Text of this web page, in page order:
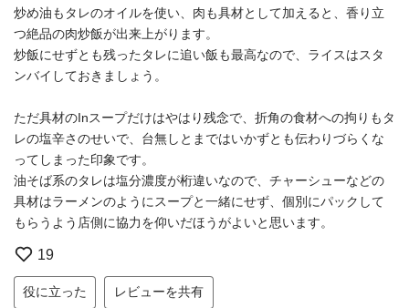
炒め油もタレのオイルを使い、肉も具材として加えると、香り立
つ絶品の肉炒飯が出来上がります。
炒飯にせずとも残ったタレに追い飯も最高なので、ライスはスタ
ンバイしておきましょう。
ただ具材のInスープだけはやはり残念で、折角の食材への拘りもタ
レの塩辛さのせいで、台無しとまではいかずとも伝わりづらくな
ってしまった印象です。
油そば系のタレは塩分濃度が桁違いなので、チャーシューなどの
具材はラーメンのようにスープと一緒にせず、個別にパックして
もらうよう店側に協力を仰いだほうがよいと思います。
19
役に立った レビューを共有